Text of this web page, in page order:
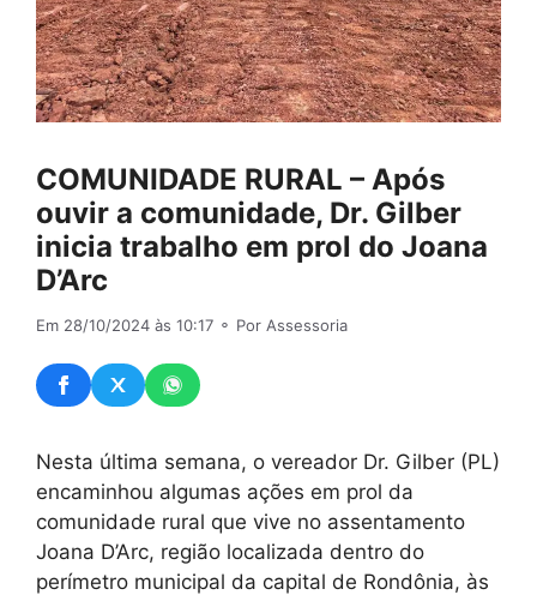
COMUNIDADE RURAL – Após
ouvir a comunidade, Dr. Gilber
inicia trabalho em prol do Joana
D’Arc
Em 28/10/2024 às 10:17 ⚬ Por Assessoria
Nesta última semana, o vereador Dr. Gilber (PL)
encaminhou algumas ações em prol da
comunidade rural que vive no assentamento
Joana D’Arc, região localizada dentro do
perímetro municipal da capital de Rondônia, às